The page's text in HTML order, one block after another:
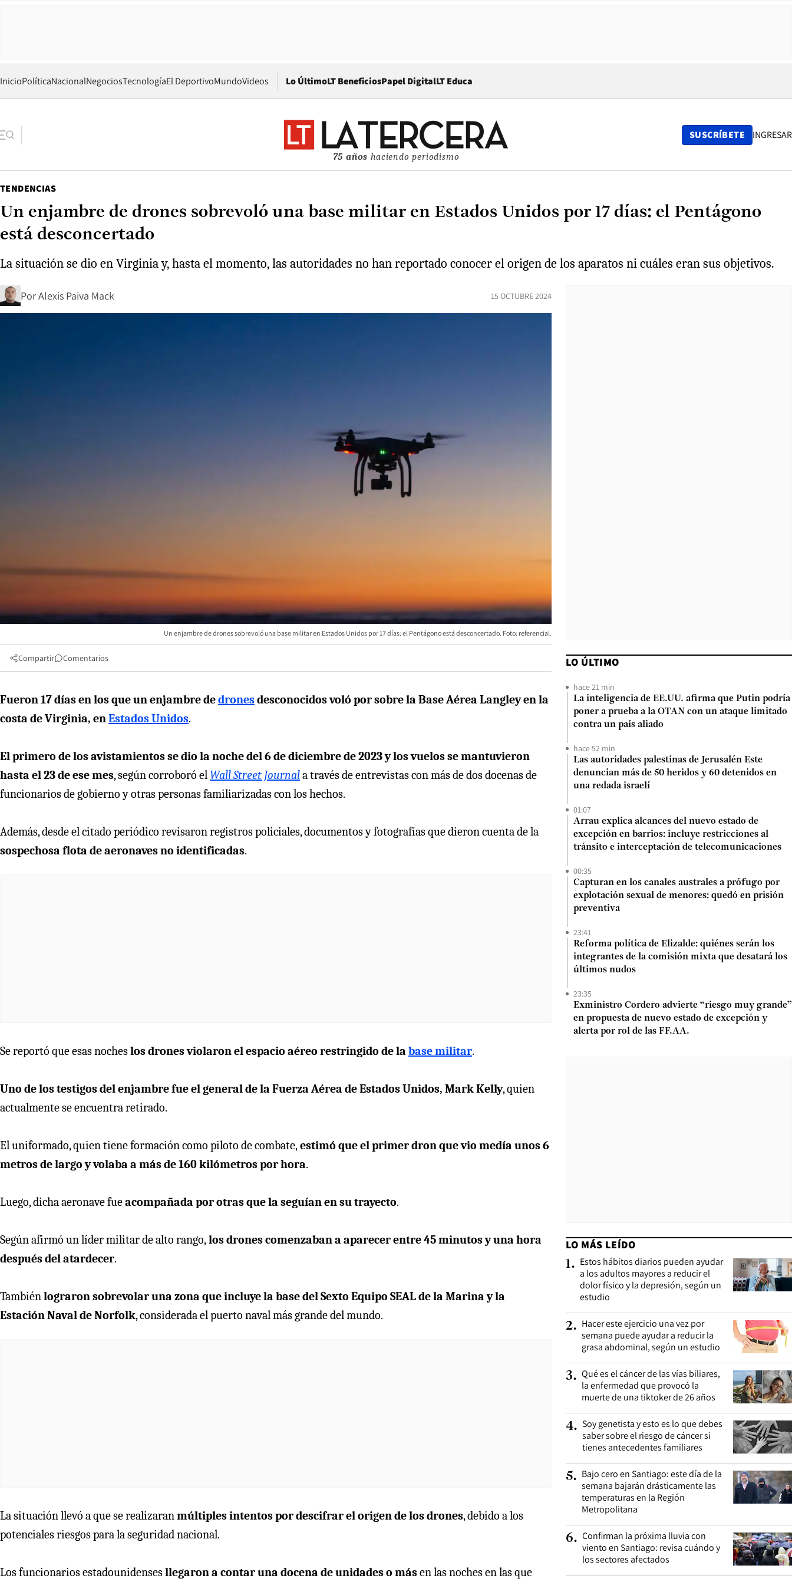
InicioPolíticaNacionalNegociosTecnologíaEl DeportivoMundoVideos Lo ÚltimoLT BeneficiosPapel DigitalOpens in new window
LT Educa
75 años haciendo periodismo
SUSCRÍBETE INGRESAR
TENDENCIAS
Un enjambre de drones sobrevoló una base militar en Estados Unidos por 17 días: el Pentágono
está desconcertado
La situación se dio en Virginia y, hasta el momento, las autoridades no han reportado conocer el origen de los aparatos ni cuáles eran sus objetivos.
PorAlexis Paiva Mack 15 OCTUBRE 2024
Un enjambre de drones sobrevoló una base militar en Estados Unidos por 17 días: el Pentágono está desconcertado. Foto: referencial.
Compartir Comentarios
Fueron 17 días en los que un enjambre dedronesdesconocidos voló por sobre la Base Aérea Langley en la
costa de Virginia, enEstados Unidos.
El primero de los avistamientos se dio la noche del 6 de diciembre de 2023 y los vuelos se mantuvieron
hasta el 23 de ese mes, según corroboró el Wall Street Journala través de entrevistas con más de dos docenas de
funcionarios de gobierno y otras personas familiarizadas con los hechos.
Además, desde el citado periódico revisaron registros policiales, documentos y fotografías que dieron cuenta de la
sospechosa flota de aeronaves no identificadas.
Se reportó que esas nocheslos drones violaron el espacio aéreo restringido de la base militar.
Uno de los testigos del enjambre fue el general de la Fuerza Aérea de Estados Unidos, Mark Kelly, quien
actualmente se encuentra retirado.
El uniformado, quien tiene formación como piloto de combate,estimó que el primer dron que vio medía unos 6
metros de largo y volaba a más de 160 kilómetros por hora.
Luego, dicha aeronave fueacompañada por otras que la seguían en su trayecto.
Según afirmó un líder militar de alto rango,los drones comenzaban a aparecer entre 45 minutos y una hora
después del atardecer.
Tambiénlograron sobrevolar una zona que incluyela base del Sexto Equipo SEAL de la Marina y la
Estación Naval de Norfolk, considerada el puerto naval más grande del mundo.
La situación llevó a que se realizaranmúltiples intentos por descifrar el origen de los drones, debido a los
potenciales riesgos para la seguridad nacional.
Los funcionarios estadounidensesllegaron a contar una docena de unidades o másen las noches en las que
LO ÚLTIMO
hace 21 min
La inteligencia de EE.UU. afirma que Putin podría
poner a prueba a la OTAN con un ataque limitado
contra un país aliado
hace 52 min
Las autoridades palestinas de Jerusalén Este
denuncian más de 50 heridos y 60 detenidos en
una redada israelí
01:07
Arrau explica alcances del nuevo estado de
excepción en barrios: incluye restricciones al
tránsito e interceptación de telecomunicaciones
00:35
Capturan en los canales australes a prófugo por
explotación sexual de menores: quedó en prisión
preventiva
23:41
Reforma política de Elizalde: quiénes serán los
integrantes de la comisión mixta que desatará los
últimos nudos
23:35
Exministro Cordero advierte “riesgo muy grande”
en propuesta de nuevo estado de excepción y
alerta por rol de las FF.AA.
LO MÁS LEÍDO
1. Estos hábitos diarios pueden ayudar
a los adultos mayores a reducir el
dolor físico y la depresión, según un
estudio
2. Hacer este ejercicio una vez por
semana puede ayudar a reducir la
grasa abdominal, según un estudio
3. Qué es el cáncer de las vías biliares,
la enfermedad que provocó la
muerte de una tiktoker de 26 años
4. Soy genetista y esto es lo que debes
saber sobre el riesgo de cáncer si
tienes antecedentes familiares
5. Bajo cero en Santiago: este día de la
semana bajarán drásticamente las
temperaturas en la Región
Metropolitana
6. Confirman la próxima lluvia con
viento en Santiago: revisa cuándo y
los sectores afectados